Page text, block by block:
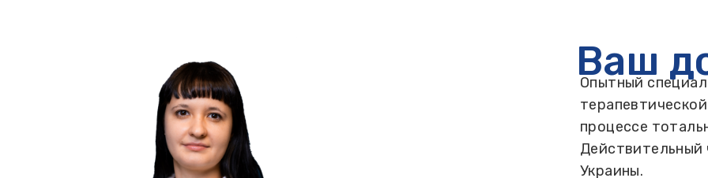
Ваш
Опытный
процессе
Украины.